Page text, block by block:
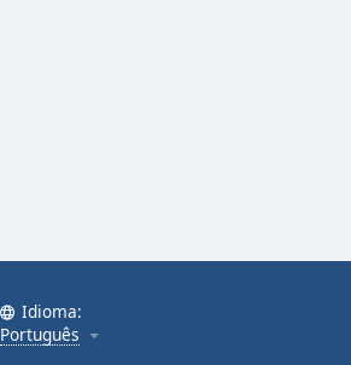
Idioma:
Português